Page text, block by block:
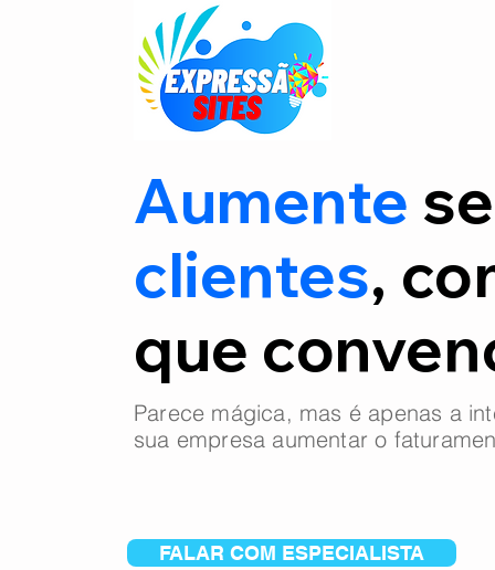
Aumente
clientes,
que
Parece mágica, mas é apenas a
sua empresa aumentar o
FALAR COM ESPECIALISTA